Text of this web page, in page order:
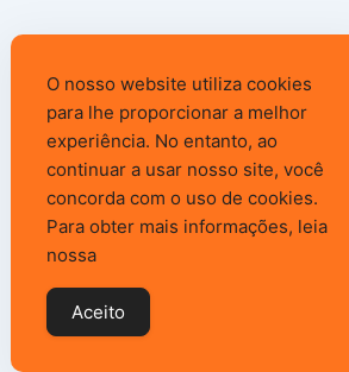
O nosso website utiliza cookies
para lhe proporcionar a melhor
experiência. No entanto, ao
continuar a usar nosso site, você
concorda com o uso de cookies.
Para obter mais informações, leia
nossa
Aceito